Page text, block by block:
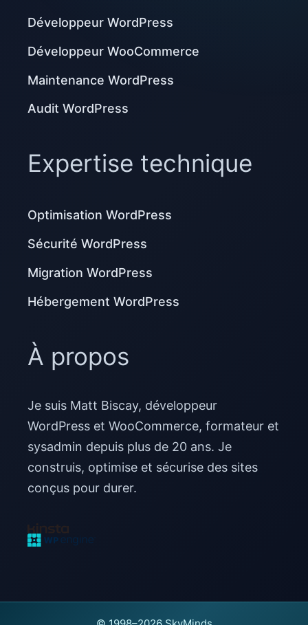
Développeur WordPress
Développeur WooCommerce
Maintenance WordPress
Audit WordPress
Expertise technique
Optimisation WordPress
Sécurité WordPress
Migration WordPress
Hébergement WordPress
À propos
Je suis Matt Biscay, développeur
WordPress et WooCommerce, formateur et
sysadmin depuis plus de 20 ans. Je
construis, optimise et sécurise des sites
conçus pour durer.